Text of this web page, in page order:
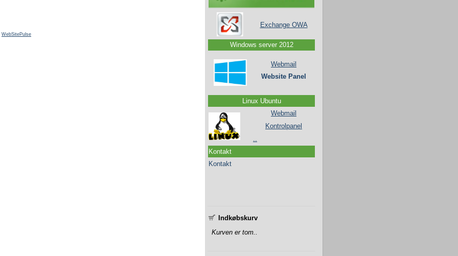
WebSitePulse
Exchange OWA
Windows server 2012
Webmail
Website Panel
Linux Ubuntu
Webmail
Kontrolpanel
Kontakt
Kontakt
Indkøbskurv
Kurven er tom..